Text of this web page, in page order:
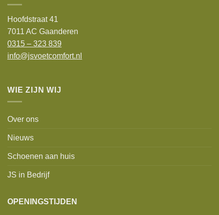
Hoofdstraat 41
7011 AC Gaanderen
0315 – 323 839
info@jsvoetcomfort.nl
WIE ZIJN WIJ
Over ons
Nieuws
Schoenen aan huis
JS in Bedrijf
OPENINGSTIJDEN